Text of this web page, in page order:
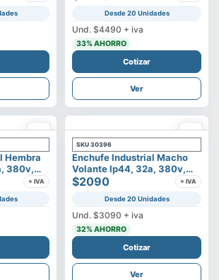
Desde 20 Unidades
Und. $4490 + iva
33% AHORRO
Cotizar
Ver
Hembra
380v,
+ IVA
SKU 30396
Enchufe Industrial Macho
Volante Ip44, 32a, 380v,
3p+t
$2090 + IVA
Desde 20 Unidades
Und. $3090 + iva
32% AHORRO
Cotizar
Ver